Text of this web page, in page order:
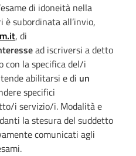
di idoneità nella
subordinata all’invio,
, di
ad iscriversi a detto
con la specifica del/i
abilitarsi e di un
specifici
i servizio/i. Modalità e
la stesura del suddetto
comunicati agli